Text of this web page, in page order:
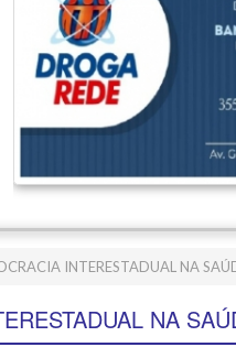
INTERESTADUAL NA
NA